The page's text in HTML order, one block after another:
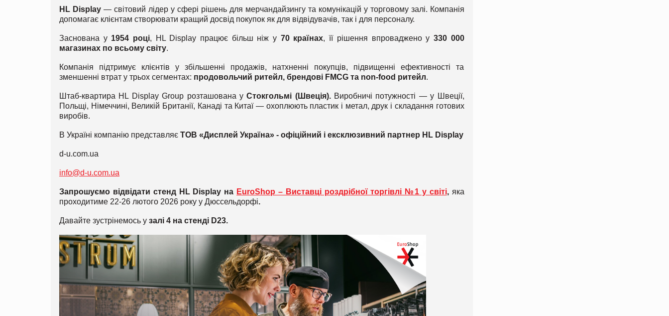
HL Display— світовий лідер у сфері рішень для мерчандайзингу та комунікацій у торговому залі. Компанія
допомагає клієнтам створювати кращий досвід покупок як для відвідувачів, так і для персоналу.
Заснована у 1954 році, HL Display працює більш ніж у 70 країнах, її рішення впроваджено у 330 000
магазинах по всьому світу.
Компанія підтримує клієнтів у збільшенні продажів, натхненні покупців, підвищенні ефективності та
зменшенні втрат у трьох сегментах: продовольчий ритейл, брендові FMCG та non-food ритейл.
Штаб-квартира HL Display Group розташована уСтокгольмі (Швеція). Виробничі потужності — у Швеції,
Польщі, Німеччині, Великій Британії, Канаді та Китаї — охоплюють пластик і метал, друк і складання готових
виробів.
В Україні компанію представляє ТОВ «Дисплей Україна» - офіційний і ексклюзивний партнер HL Display
d-u.com.ua
info@d-u.com.ua
Запрошуємо відвідати стенд HL Display на EuroShop – Виставці роздрібної торгівлі №1 у світі, яка
проходитиме 22-26 лютого 2026 року у Дюссельдорфі.
Давайте зустрінемось у залі 4 на стенді D23.